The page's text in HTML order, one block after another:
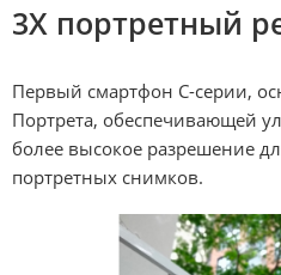
3X портретный
Первый смартфон С-серии,
Портрета, обеспечивающей
более высокое разрешение
портретных снимков.